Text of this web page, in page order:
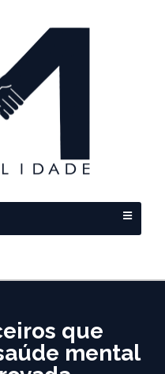
que
mental